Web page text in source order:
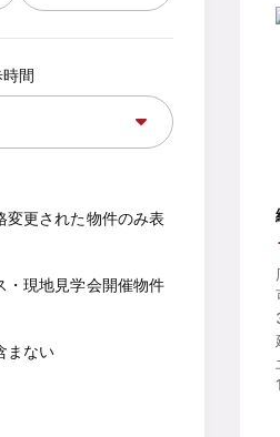
間
変更された物件のみ表
・現地見学会開催物件
まない